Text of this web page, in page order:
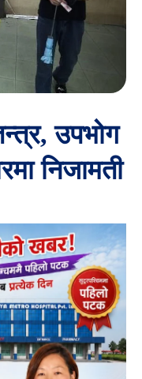
उपभोग
निजामती